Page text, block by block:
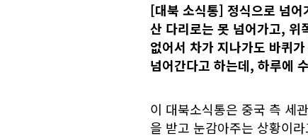
[대북 소식통] 정식으로 넘
산 다리로는 못 넘어가고, 위
없어서 차가 지나가도 바퀴
넘어간다고 하는데, 하루에
이 대북소식통은 중국 측 세
을 받고 눈감아주는 상황이